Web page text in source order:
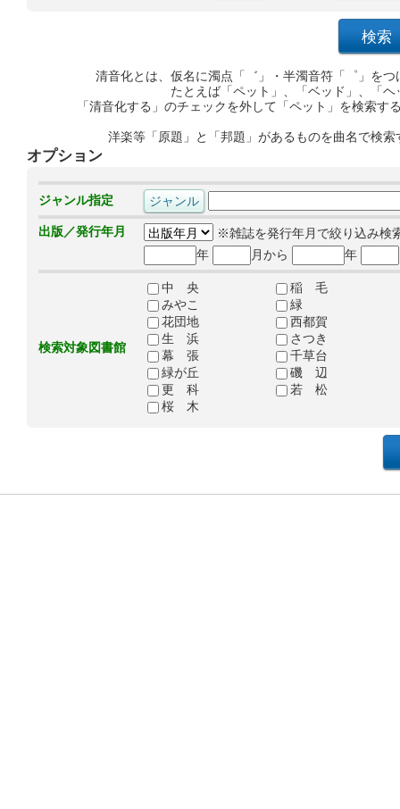
清音化とは、仮名に濁点「゛」・半濁音符「゜」を
たとえば「ペット」、「ベッド」、「
「清音化する」のチェックを外して「ペット」を検索
洋楽等「原題」と「邦題」があるものを曲名で検
オプション
ジャンル指定
出版／発行年月
※雑誌を発行年月で絞り込み検
年
月から 年
検索対象図書館
中 央
稲 毛
みやこ
緑
花団地
西都賀
生 浜
さつき
幕 張
千草台
緑が丘
磯 辺
更 科
若 松
桜 木